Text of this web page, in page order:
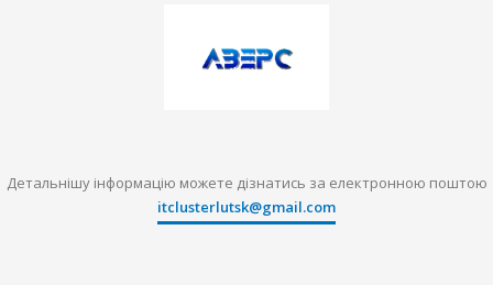
Детальнішу інформацію можете дізнатись за електронною поштою
itclusterlutsk@gmail.com